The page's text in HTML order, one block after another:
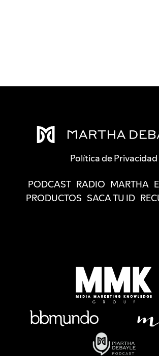
Política de Privacidad
PODCAST RADIO MARTHA
PRODUCTOS SACA TU ID